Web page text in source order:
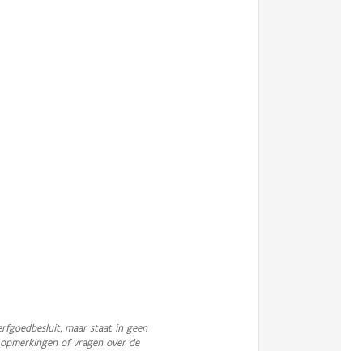
maar staat in geen
of vragen over de